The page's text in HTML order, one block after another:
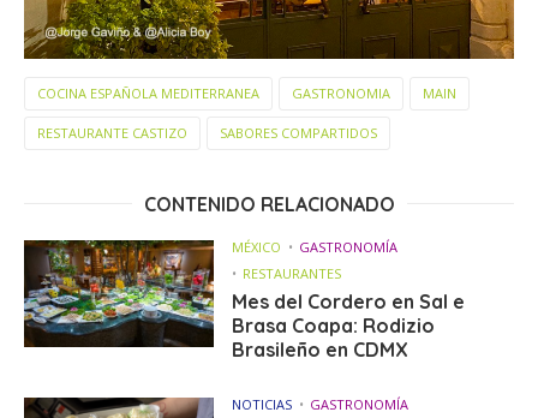
COCINA ESPAÑOLA MEDITERRANEA GASTRONOMIA MAIN
RESTAURANTE CASTIZO SABORES COMPARTIDOS
CONTENIDO RELACIONADO
MÉXICO
GASTRONOMÍA
RESTAURANTES
Mes del Cordero en Sal e
Brasa Coapa: Rodizio
Brasileño en CDMX
NOTICIAS GASTRONOMÍA